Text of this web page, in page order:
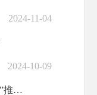
2024-11-04
2024-10-09
东乡县：“多管齐下+多点发力”推动感恩教育走深走实